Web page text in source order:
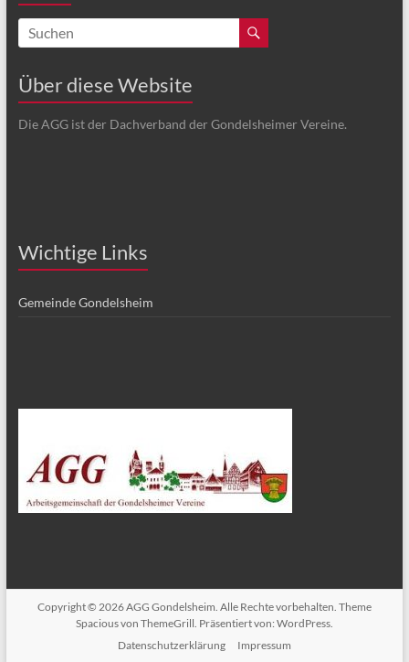
Über diese Website
Die AGG ist der Dachverband der Gondelsheimer Vereine.
Wichtige Links
Gemeinde Gondelsheim
Copyright © 2026AGG Gondelsheim . Alle Rechte vorbehalten. Theme
Spaciousvon ThemeGrill. Präsentiert von: WordPress.
Datenschutzerklärung
Impressum